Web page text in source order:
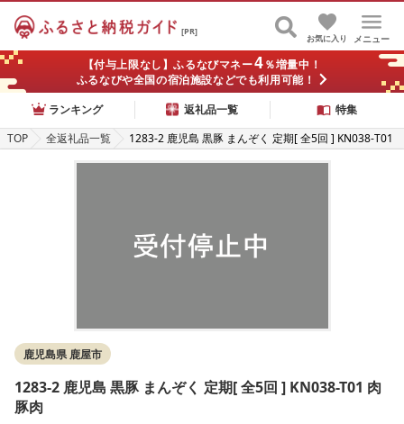
[PR]
メニュー
お気に入り
【付与上限なし】ふるなびマネー4％増量中！
ふるなびや全国の宿泊施設などでも利用可能！
ランキング
返礼品一覧
特集
TOP
全返礼品一覧
1283-2 鹿児島 黒豚 まんぞく 定期[ 全5回 ] KN038-T01
鹿児島県 鹿屋市
1283-2 鹿児島 黒豚 まんぞく 定期[ 全5回 ] KN038-T01 肉
豚肉